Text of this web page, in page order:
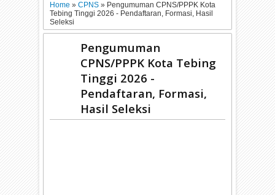
Home»CPNS» Pengumuman CPNS/PPPK Kota
Tebing Tinggi 2026 - Pendaftaran, Formasi, Hasil
Seleksi
Pengumuman
CPNS/PPPK Kota Tebing
Tinggi 2026 -
Pendaftaran, Formasi,
Hasil Seleksi